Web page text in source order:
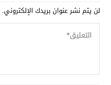
لن يتم نشر عنوان بريدك الإلكتروني.